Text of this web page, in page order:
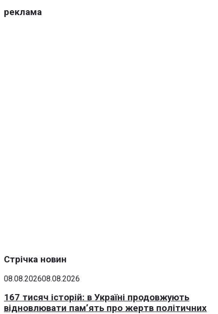
реклама
Стрічка новин
08.08.202608.08.2026
167 тисяч історій: в Україні продовжують
відновлювати пам’ять про жертв політичних